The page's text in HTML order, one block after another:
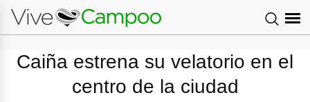
Caiña estrena su velatorio en el
centro de la ciudad